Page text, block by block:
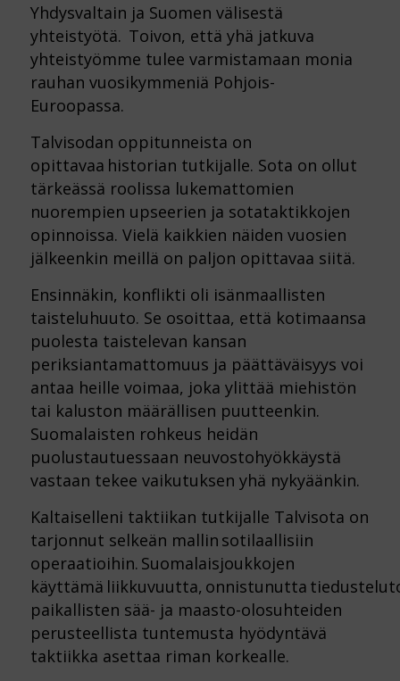
Yhdysvaltain ja Suomen välisestä
yhteistyötä. Toivon, että yhä jatkuva
yhteistyömme tulee varmistamaan monia
rauhan vuosikymmeniä Pohjois-
Euroopassa.
Talvisodan oppitunneista on
opittavaa historian tutkijalle. Sota on ollut
tärkeässä roolissa lukemattomien
nuorempien upseerien ja sotataktikkojen
opinnoissa. Vielä kaikkien näiden vuosien
jälkeenkin meillä on paljon opittavaa siitä.
Ensinnäkin, konflikti oli isänmaallisten
taisteluhuuto. Se osoittaa, että kotimaansa
puolesta taistelevan kansan
periksiantamattomuus ja päättäväisyys voi
antaa heille voimaa, joka ylittää miehistön
tai kaluston määrällisen puutteenkin.
Suomalaisten rohkeus heidän
puolustautuessaan neuvostohyökkäystä
vastaan tekee vaikutuksen yhä nykyäänkin.
Kaltaiselleni taktiikan tutkijalle Talvisota on
tarjonnut selkeän mallin sotilaallisiin
operaatioihin. Suomalaisjoukkojen
käyttämä liikkuvuutta, onnistunutta
paikallisten sää- ja maasto-olosuhteiden
perusteellista tuntemusta hyödyntävä
taktiikka asettaa riman korkealle.